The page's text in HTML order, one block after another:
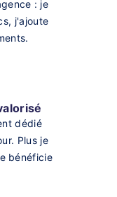
: je
j'ajoute
dédié
Plus je
bénéficie